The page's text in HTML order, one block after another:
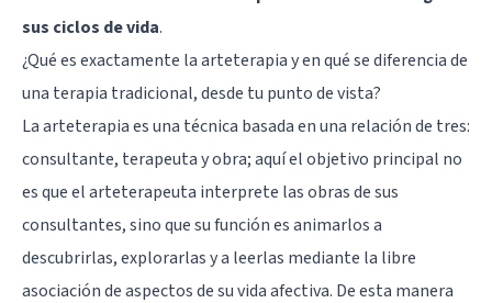
sus ciclos de vida.
¿Qué es exactamente la arteterapia y en qué se diferencia de
una terapia tradicional, desde tu punto de vista?
La arteterapia es una técnica basada en una relación de tres:
consultante, terapeuta y obra; aquí el objetivo principal no
es que el arteterapeuta interprete las obras de sus
consultantes, sino que su función es animarlos a
descubrirlas, explorarlas y a leerlas mediante la libre
asociación de aspectos de su vida afectiva. De esta manera